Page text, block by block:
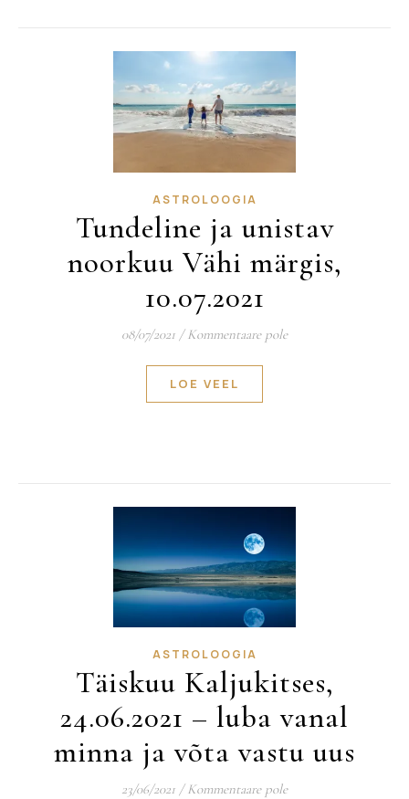
ASTROLOOGIA
Tundeline ja unistav
noorkuu Vähi märgis,
10.07.2021
08/07/2021 / Kommentaare pole
LOE VEEL
ASTROLOOGIA
Täiskuu Kaljukitses,
24.06.2021 – luba vanal
minna ja võta vastu uus
23/06/2021 / Kommentaare pole